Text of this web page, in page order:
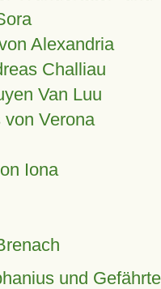
Alexandria
Challiau
Van Luu
von Verona
Iona
und